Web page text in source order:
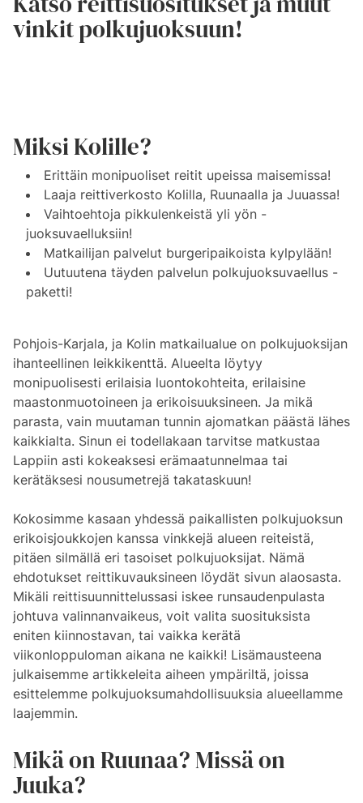
vinkit polkujuoksuun!
Miksi Kolille?
Erittäin monipuoliset reitit upeissa maisemissa!
Laaja reittiverkosto Kolilla, Ruunaalla ja Juuassa!
Vaihtoehtoja pikkulenkeistä yli yön -
juoksuvaelluksiin!
Matkailijan palvelut burgeripaikoista kylpylään!
Uutuutena täyden palvelun polkujuoksuvaellus -
paketti!
Pohjois-Karjala, ja Kolin matkailualue on polkujuoksijan
ihanteellinen leikkikenttä. Alueelta löytyy
monipuolisesti erilaisia luontokohteita, erilaisine
maastonmuotoineen ja erikoisuuksineen. Ja mikä
parasta, vain muutaman tunnin ajomatkan päästä lähes
kaikkialta. Sinun ei todellakaan tarvitse matkustaa
Lappiin asti kokeaksesi erämaatunnelmaa tai
kerätäksesi nousumetrejä takataskuun!
Kokosimme kasaan yhdessä paikallisten polkujuoksun
erikoisjoukkojen kanssa vinkkejä alueen reiteistä,
pitäen silmällä eri tasoiset polkujuoksijat. Nämä
ehdotukset reittikuvauksineen löydät sivun alaosasta.
Mikäli reittisuunnittelussasi iskee runsaudenpulasta
johtuva valinnanvaikeus, voit valita suosituksista
eniten kiinnostavan, tai vaikka kerätä
viikonloppuloman aikana ne kaikki! Lisämausteena
julkaisemme artikkeleita aiheen ympäriltä, joissa
esittelemme polkujuoksumahdollisuuksia alueellamme
laajemmin.
Mikä on Ruunaa? Missä on
Juuka?